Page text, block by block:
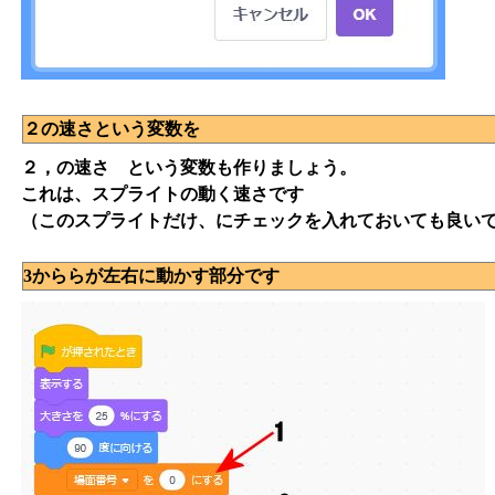
２の速さという変数を
２，の速さ という変数も作りましょう。
これは、スプライトの動く速さです
（このスプライトだけ、にチェックを入れておいても良い
3かららが左右に動かす部分です